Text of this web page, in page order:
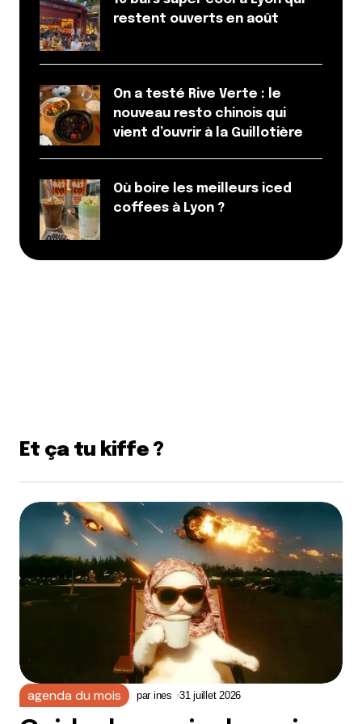
gens.
En résumé, ce n’est pas problème d’objet mais bel
et bien d’un problème humain
Pour
Cedric
29 avril 2019 à 20 h 20 min
Répondre
Seb
29 avril 2019 à 21 h 05 min
Bien dit
29 avril 2019 à 22 h 39 min
Répondre
Erreur, je voulais répondre a Seb.
Pourquoi mettre des batteries dans tout ce
qui roulent sachant pertinemment le mode
d’extraction extrêmement polluant des
minerais nécessaires à leur fabrication.
Ça ne fait qu’aggraver la sédentarité de l’être
LE HIR Gaëtan
29 avril 2019 à 22 h 47 min
restent ouverts en août
On a testé Rive Verte : le
nouveau resto chinois qui
vient d’ouvrir à la Guillotière
Où boire les meilleurs iced
coffees à Lyon ?
Et ça tu kiffe ?
agenda du mois par ines 31 juillet 2026